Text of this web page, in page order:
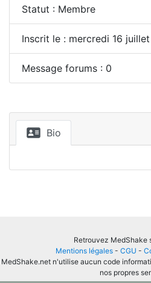
Statut : Membre
Inscrit le : mercredi 16
Message forums : 0
Bio
Retrouvez MedShake
Mentions légales - CGU -
MedShake.net n'utilise aucun code
nos propres